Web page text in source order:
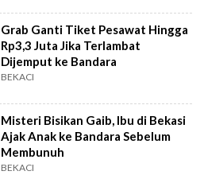
Grab Ganti Tiket Pesawat Hingga
Rp3,3 Juta Jika Terlambat
Dijemput ke Bandara
BEKACI
Misteri Bisikan Gaib, Ibu di Bekasi
Ajak Anak ke Bandara Sebelum
Membunuh
BEKACI